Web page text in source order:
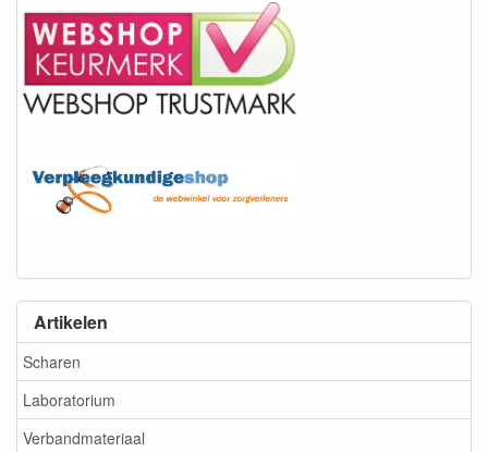
Artikelen
Scharen
Laboratorium
Verbandmateriaal